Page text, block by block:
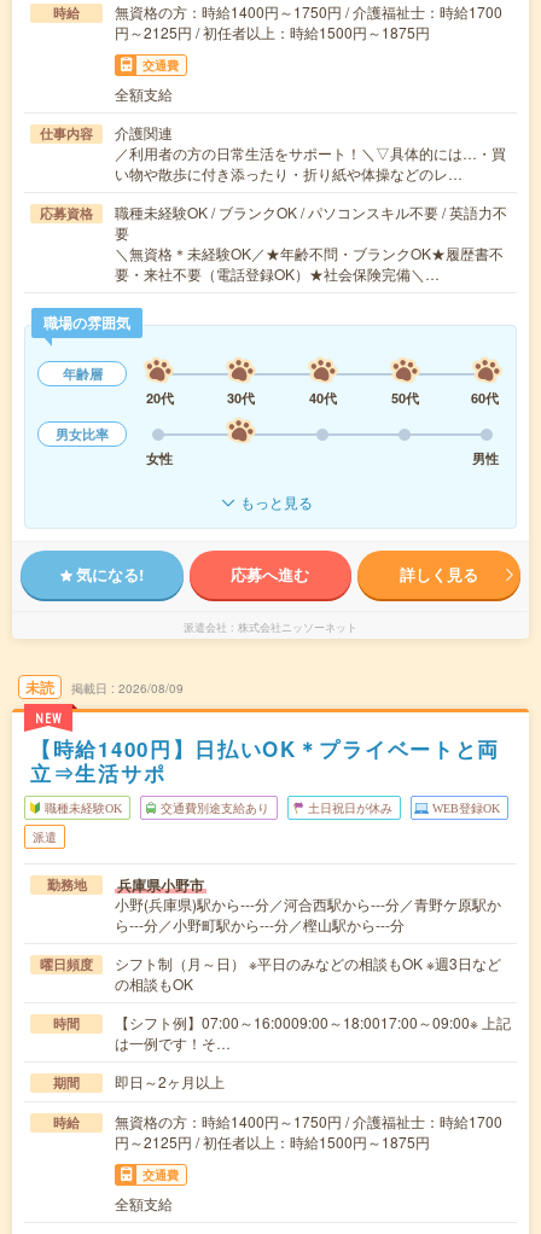
時給
無資格の方：時給1400円～1750円 / 介護福祉士：時給1700
円～2125円 / 初任者以上：時給1500円～1875円
交通費
全額支給
仕事内容
介護関連
／利用者の方の日常生活をサポート！＼▽具体的には…・買
い物や散歩に付き添ったり・折り紙や体操などのレ…
応募資格
職種未経験OK / ブランクOK / パソコンスキル不要 / 英語力不
要
＼無資格＊未経験OK／★年齢不問・ブランクOK★履歴書不
要・来社不要（電話登録OK）★社会保険完備＼…
職場の雰囲気
年齢層
20代
30代 40代 50代
60代
男女比率
女性
男性
もっと見る
気になる! 応募へ進む 詳しく見る
派遣会社 株式会社ニッソーネット
未読
NEW
掲載日 2026/08/09
【時給1400円】日払いOK＊プライベートと両
立⇒生活サポ
職種未経験OK 交通費別途支給あり 土日祝日が休み WEB登録OK
派遣
勤務地 兵庫県小野市
小野(兵庫県)駅から---分／河合西駅から---分／青野ケ原駅か
ら---分／小野町駅から---分／樫山駅から---分
曜日頻度
シフト制（月～日） ※平日のみなどの相談もOK ※週3日など
の相談もOK
時間
【シフト例】07:00～16:0009:00～18:0017:00～09:00※ 上記
は一例です！そ…
期間 即日～2ヶ月以上
時給
無資格の方：時給1400円～1750円 / 介護福祉士：時給1700
円～2125円 / 初任者以上：時給1500円～1875円
交通費
全額支給